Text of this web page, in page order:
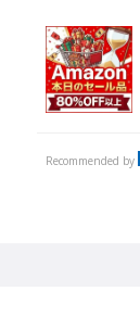
Recommended by